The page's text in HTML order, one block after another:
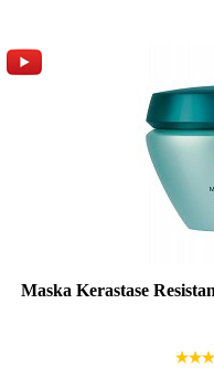
Maska Kerastase
Mała